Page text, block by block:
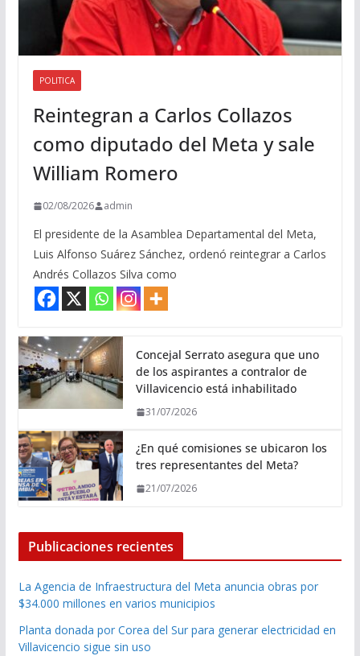
POLITICA
Reintegran a Carlos Collazos
como diputado del Meta y sale
William Romero
02/08/2026 admin
El presidente de la Asamblea Departamental del Meta,
Luis Alfonso Suárez Sánchez, ordenó reintegrar a Carlos
Andrés Collazos Silva como
Concejal Serrato asegura que uno
de los aspirantes a contralor de
Villavicencio está inhabilitado
31/07/2026
¿En qué comisiones se ubicaron los
tres representantes del Meta?
21/07/2026
Publicaciones recientes
La Agencia de Infraestructura del Meta anuncia obras por
$34.000 millones en varios municipios
Planta donada por Corea del Sur para generar electricidad en
Villavicencio sigue sin uso